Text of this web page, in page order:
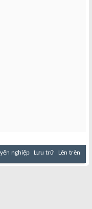
nghiệp Lưu trữ Lên trên